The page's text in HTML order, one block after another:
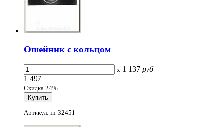
Ошейник с кольцом
x 1 137 руб
1 497
Скидка 24%
Артикул: in-32451